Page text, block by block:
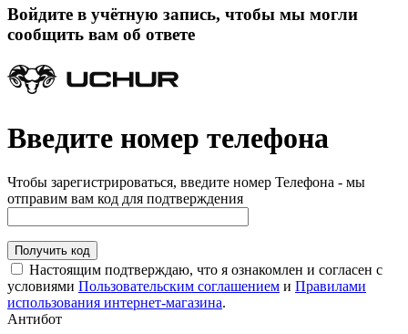
Войдите в учётную запись, чтобы мы могли
сообщить вам об ответе
Введите номер телефона
Чтобы зарегистрироваться, введите номер Телефона - мы
отправим вам код для подтверждения
Получить код
Настоящим подтверждаю, что я ознакомлен и согласен с
условиями Пользовательским соглашением и Правилами
использования интернет-магазина.
Антибот